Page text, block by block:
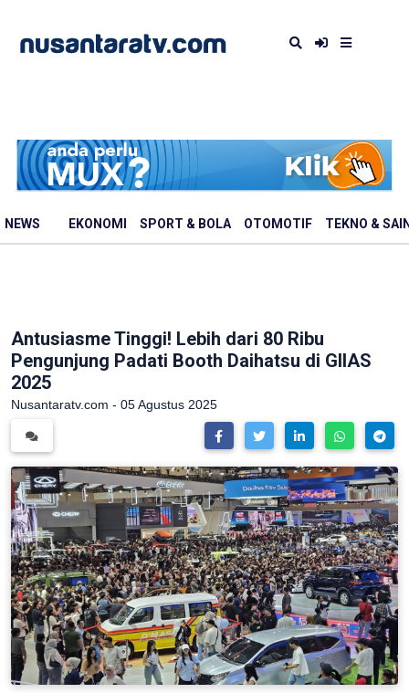
NEWS EKONOMI SPORT & BOLA OTOMOTIF TEKNO &
Antusiasme Tinggi! Lebih dari 80 Ribu
Pengunjung Padati Booth Daihatsu di GIIAS
2025
Nusantaratv.com - 05 Agustus 2025